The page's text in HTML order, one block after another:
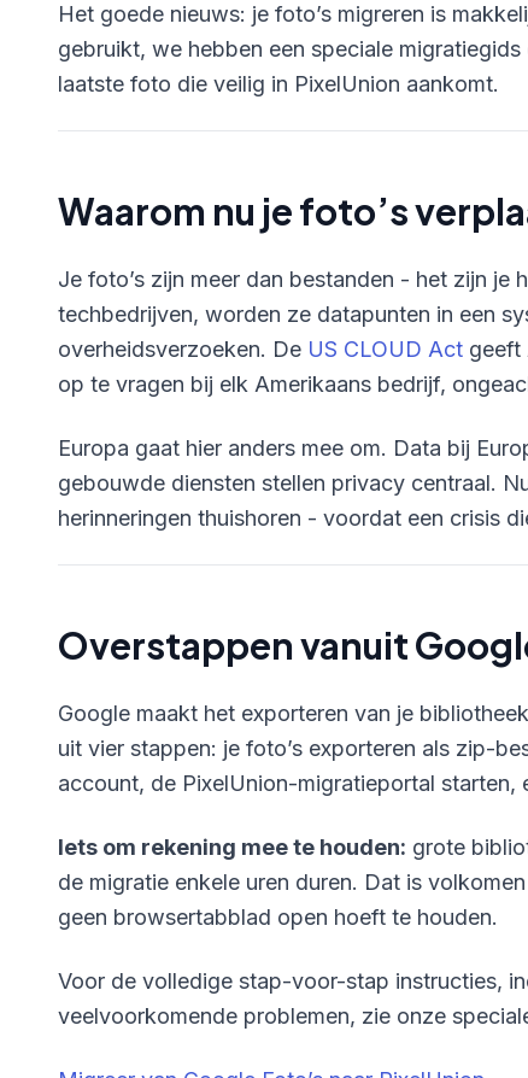
Het goede nieuws: je foto’s migreren is
gebruikt, we hebben een speciale
laatste foto die veilig in PixelUnion aankomt.
Waarom nu je foto’s
Je foto’s zijn meer dan bestanden - het zijn je
techbedrijven, worden ze datapunten in een
overheidsverzoeken. De US CLOUD Act geeft
op te vragen bij elk Amerikaans bedrijf,
Europa gaat hier anders mee om. Data bij
gebouwde diensten stellen privacy centraal.
herinneringen thuishoren - voordat een crisis
Overstappen vanuit
Google maakt het exporteren van je
uit vier stappen: je foto’s exporteren als zip-
account, de PixelUnion-migratieportal
Iets om rekening mee te houden: grote
de migratie enkele uren duren. Dat is
geen browsertabblad open hoeft te houden.
Voor de volledige stap-voor-stap instructies,
veelvoorkomende problemen, zie onze